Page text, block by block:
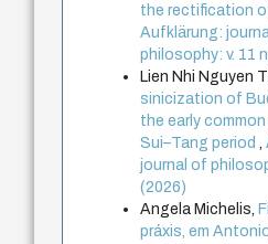
the rectification
Aufklärung:
philosophy: v. 11
Lien Nhi Nguyen
sinicization of
the early
Sui–Tang period,
journal of
(2026)
Angela Michelis,
práxis, em